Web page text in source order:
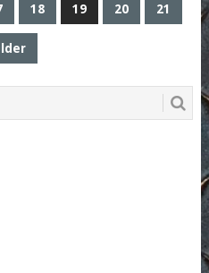
18 19 20 21